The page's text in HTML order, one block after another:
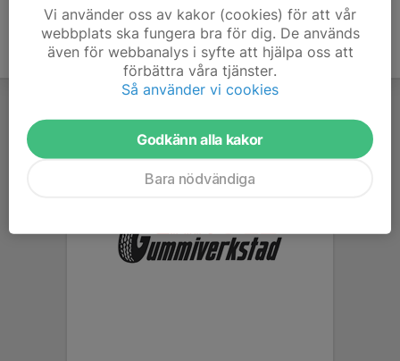
Vi använder oss av kakor (cookies) för att vår
webbplats ska fungera bra för dig. De används
även för webbanalys i syfte att hjälpa oss att
förbättra våra tjänster.
Så använder vi cookies
Godkänn alla kakor
Bara nödvändiga